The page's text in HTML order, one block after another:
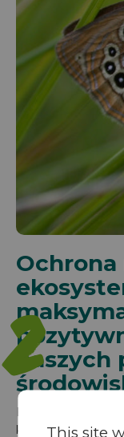
2
Energia
kryzysThis site